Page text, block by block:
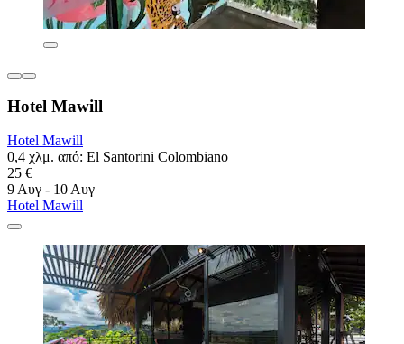
Hotel Mawill
Hotel Mawill
0,4 χλμ. από: El Santorini Colombiano
25 €
9 Αυγ - 10 Αυγ
Hotel Mawill